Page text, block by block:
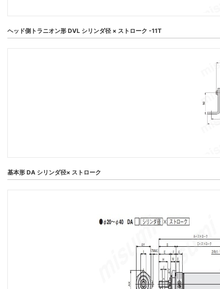
ヘッド側トラニオン形 DVL シリンダ径 × ストローク -11T
基本形 DA シリンダ径× ストローク